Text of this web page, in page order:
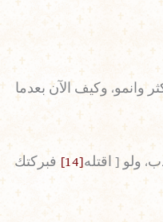
وانمو، وكيف الآن بعدما
[14]
فبركتك